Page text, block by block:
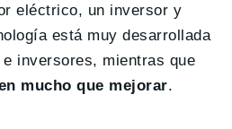
eléctrico, un inversor y
está muy desarrollada
inversores, mientras que
mucho que mejorar.